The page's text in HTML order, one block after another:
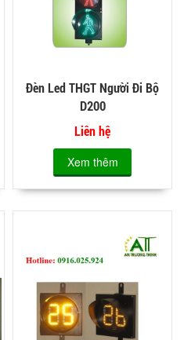
Đèn Led THGT Người Đi Bộ
D200
Liên hệ
Xem thêm